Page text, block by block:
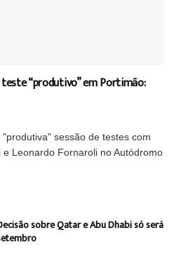
“produtivo” em Portimão:
sessão de testes com
Leonardo Fornaroli no Autódromo
sobre Qatar e Abu Dhabi só será